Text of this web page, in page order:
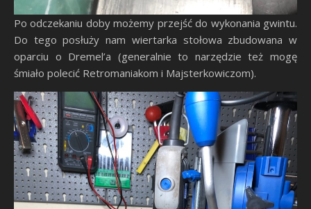
Po odczekaniu doby możemy przejść do wykonania gwintu.
Do tego posłuży nam wiertarka stołowa zbudowana w
oparciu o Dremel’a (generalnie to narzędzie też mogę
śmiało polecić Retromaniakom i Majsterkowiczom).